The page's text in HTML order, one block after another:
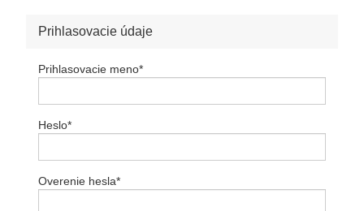
Prihlasovacie údaje
Prihlasovacie meno*
Heslo*
Overenie hesla*